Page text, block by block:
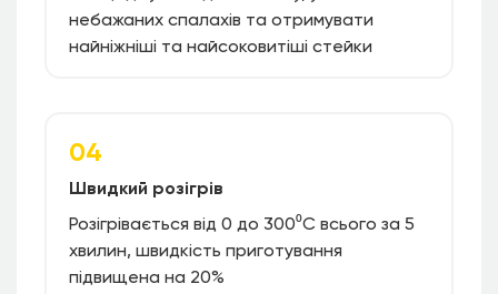
небажаних спалахів та отримувати
найніжніші та найсоковитіші стейки
04
Швидкий розігрів
Розігрівається від 0 до 300⁰С всього за 5
хвилин, швидкість приготування
підвищена на 20%